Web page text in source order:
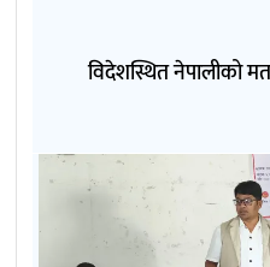
विदेशस्थित नेपालीको